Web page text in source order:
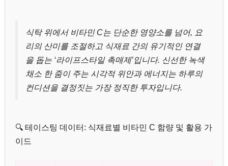
식탁 위에서 비타민 C는 단순한 영양소를 넘어, 요
리의 산미를 조절하고 식재료 간의 유기적인 연결
을 돕는 ‘라이프스타일 촉매제’입니다. 신선한 녹색
채소 한 줌이 주는 시각적 위안과 에너지는 하루의
컨디션을 결정짓는 가장 정직한 투자입니다.
🔍 테이스팅 데이터: 식재료별 비타민 C 함량 및 활용 가
이드